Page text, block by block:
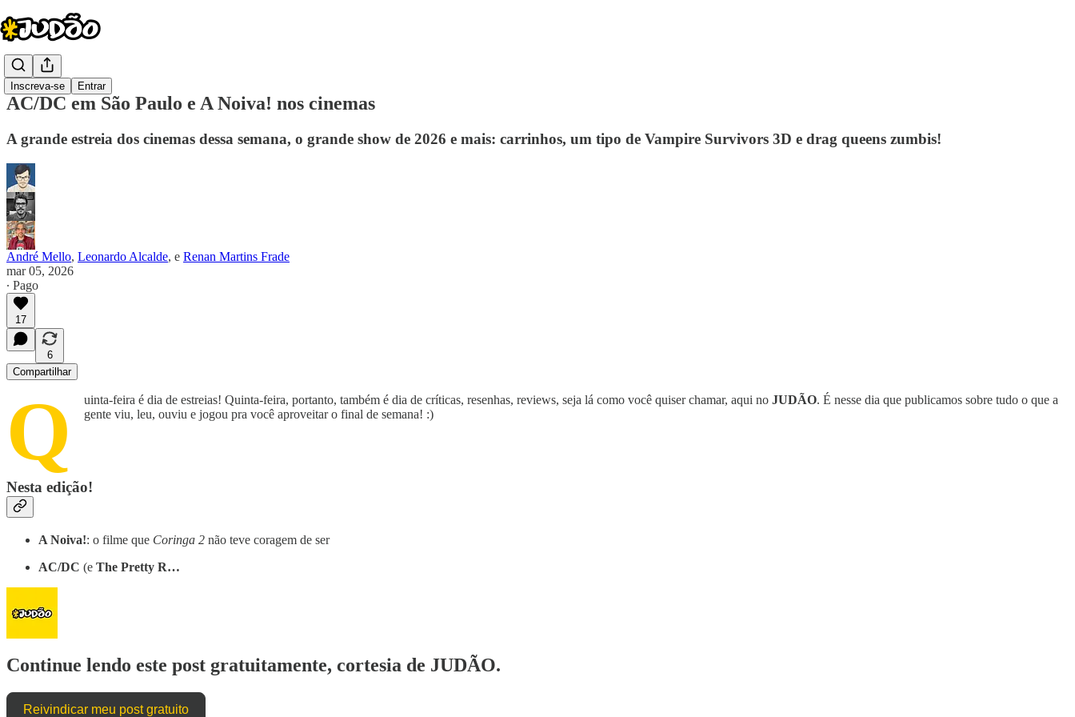
Inscreva-se Entrar
AC/DC em São Paulo e A Noiva! nos cinemas
A grande estreia dos cinemas dessa semana, o grande show de 2026 e mais: carrinhos, um tipo de Vampire Survivors 3D e drag queens zumbis!
André Mello, Leonardo Alcalde, e Renan Martins Frade
mar 05, 2026
∙ Pago
17
6
Compartilhar
Q uinta-feira é dia de estreias! Quinta-feira, portanto, também é dia de críticas, resenhas, reviews, seja lá como você quiser chamar, aqui no JUDÃO. É nesse dia que publicamos sobre tudo o que a
gente viu, leu, ouviu e jogou pra você aproveitar o final de semana! :)
Nesta edição!
A Noiva!: o filme que Coringa 2 não teve coragem de ser
AC/DC (e The Pretty R…
Continue lendo este post gratuitamente, cortesia de JUDÃO.
Reivindicar meu post gratuito